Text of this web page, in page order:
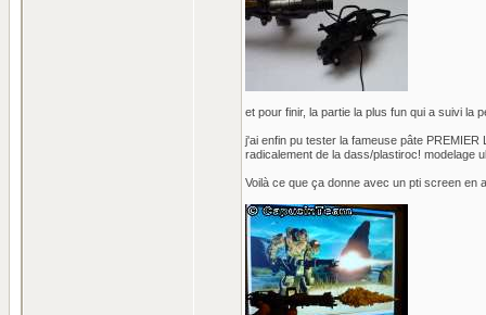
et pour finir, la partie la plus fun qui a suivi la
j'ai enfin pu tester la fameuse pâte
radicalement de la dass/plastiroc! modelage
Voilà ce que ça donne avec un pti screen en